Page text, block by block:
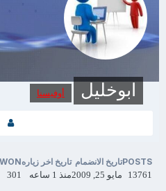
ابوخليل أوفيسنا
POSTS
13761
تاريخ الانضمام
مايو 25, 2009
تاريخ اخر زياره
منذ 1 ساعه
301